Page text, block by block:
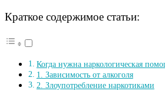
Краткое содержимое статьи:
Когда нужна наркологическая
1. Зависимость от алкоголя
2. Злоупотребление наркотиками